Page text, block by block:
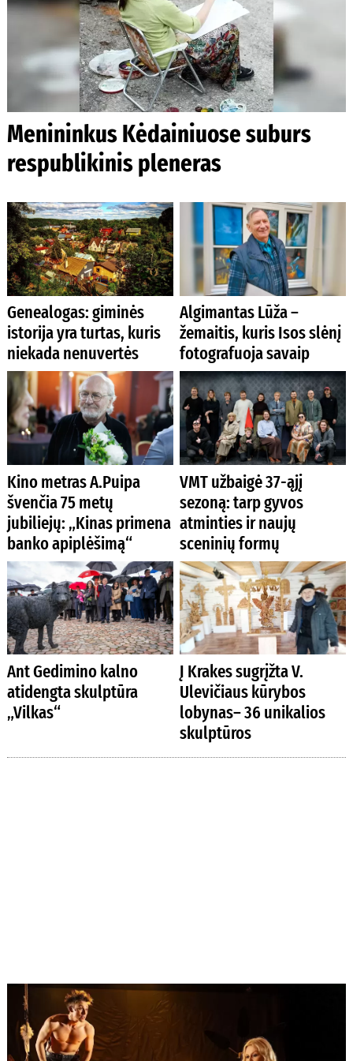
Menininkus Kėdainiuose suburs
respublikinis pleneras
Genealogas: giminės
istorija yra turtas, kuris
niekada nenuvertės
Algimantas Lūža –
žemaitis, kuris Isos slėnį
fotografuoja savaip
Kino metras A.Puipa
švenčia 75 metų
jubiliejų: „Kinas primena
banko apiplėšimą“
VMT užbaigė 37-ąjį
sezoną: tarp gyvos
atminties ir naujų
sceninių formų
Ant Gedimino kalno
atidengta skulptūra
„Vilkas“
Į Krakes sugrįžta V.
Ulevičiaus kūrybos
lobynas– 36 unikalios
skulptūros